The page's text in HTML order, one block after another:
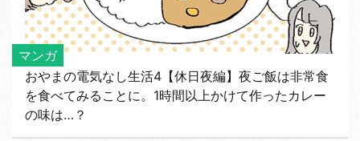
マンガ
おやまの電気なし生活4【休日夜編】夜ご飯は非常食
を食べてみることに。1時間以上かけて作ったカレー
の味は…？